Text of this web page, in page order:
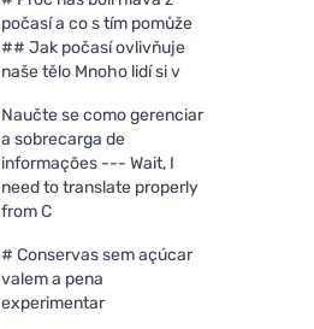
počasí a co s tím pomůže
## Jak počasí ovlivňuje
naše tělo Mnoho lidí si v
Naučte se como gerenciar
a sobrecarga de
informações --- Wait, I
need to translate properly
from C
# Conservas sem açúcar
valem a pena
experimentar